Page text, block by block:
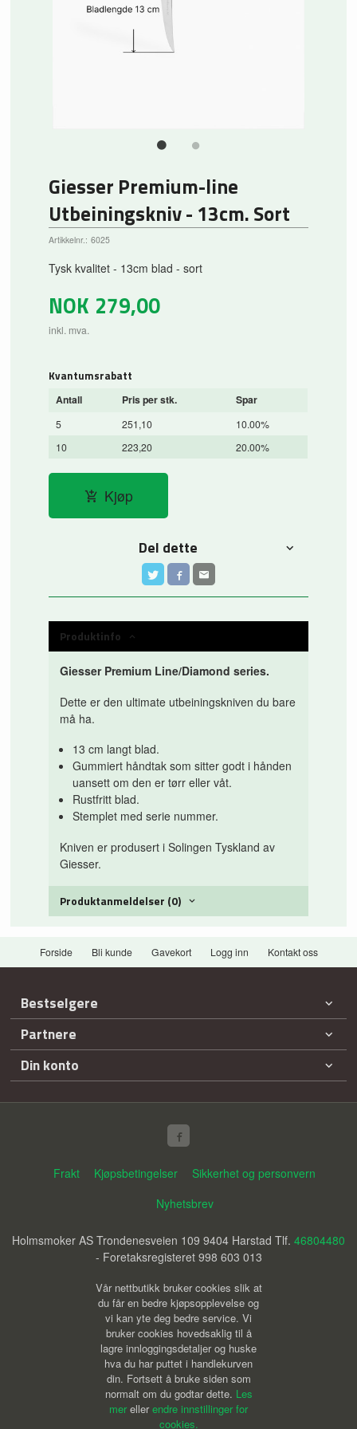
Giesser Premium-line
Utbeiningskniv - 13cm. Sort
Artikkelnr.: 6025
Tysk kvalitet - 13cm blad - sort
NOK 279,00
inkl. mva.
Kvantumsrabatt
Antall Pris per stk. Spar
5 251,10
10.00%
10
223,20 20.00%
Kjøp
Del dette
Produktinfo
Giesser Premium Line/Diamond series.
Dette er den ultimate utbeiningskniven du bare
må ha.
13 cm langt blad.
Gummiert håndtak som sitter godt i hånden
uansett om den er tørr eller våt.
Rustfritt blad.
Stemplet med serie nummer.
Kniven er produsert i Solingen Tyskland av
Giesser.
Produktanmeldelser (0)
Forside Bli kunde Gavekort Logg inn Kontakt oss
Bestselgere
Partnere
Din konto
Frakt Kjøpsbetingelser
Sikkerhet og personvern
Nyhetsbrev
Holmsmoker AS Trondenesveien 109 9404 Harstad Tlf. 46804480
- Foretaksregisteret 998 603 013
Vår nettbutikk bruker cookies slik at
du får en bedre kjøpsopplevelse og
vi kan yte deg bedre service. Vi
bruker cookies hovedsaklig til å
lagre innloggingsdetaljer og huske
hva du har puttet i handlekurven
din. Fortsett å bruke siden som
normalt om du godtar dette. Les
mer ellerendre innstillinger for
cookies.